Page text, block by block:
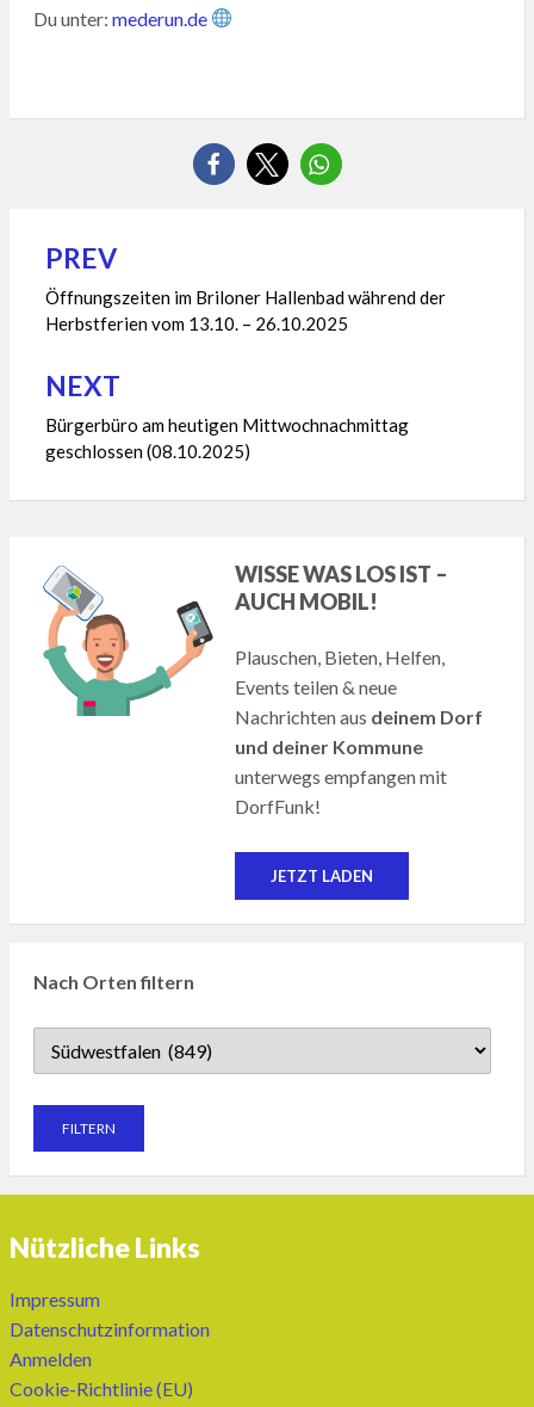
Du unter: mederun.de
Beitragsnavigation
PREV
Öffnungszeiten im Briloner Hallenbad während der
Herbstferien vom 13.10. – 26.10.2025
NEXT
Bürgerbüro am heutigen Mittwochnachmittag
geschlossen (08.10.2025)
WISSE WAS LOS IST –
AUCH MOBIL!
Plauschen, Bieten, Helfen,
Events teilen & neue
Nachrichten aus deinem Dorf
und deiner Kommune
unterwegs empfangen mit
DorfFunk!
JETZT LADEN
Nach Orten filtern
Nützliche Links
Impressum
Datenschutzinformation
Anmelden
Cookie-Richtlinie (EU)